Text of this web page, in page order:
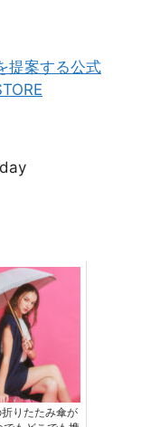
提案する公式
りたたみ傘が